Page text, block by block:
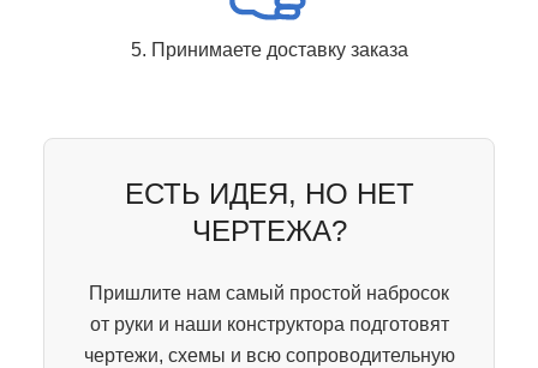
5. Принимаете доставку заказа
ЕСТЬ ИДЕЯ, НО НЕТ
ЧЕРТЕЖА?
Пришлите нам самый простой набросок
от руки и наши конструктора подготовят
чертежи, схемы и всю сопроводительную